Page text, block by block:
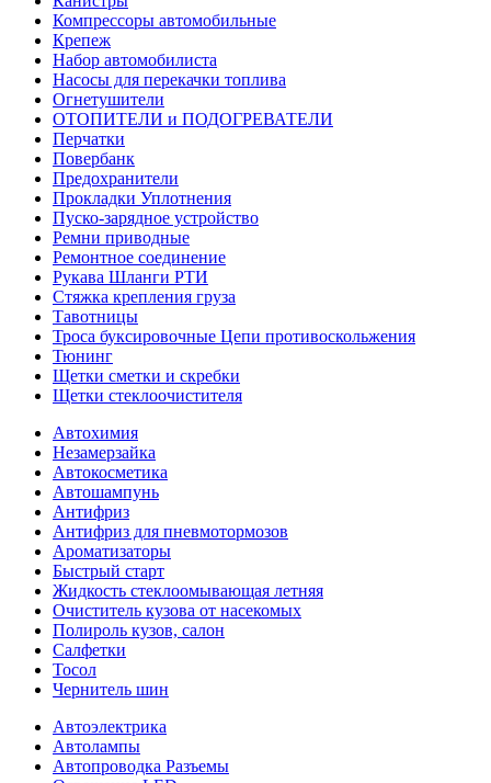
Компрессоры автомобильные
Крепеж
Набор автомобилиста
Насосы для перекачки топлива
Огнетушители
ОТОПИТЕЛИ и ПОДОГРЕВАТЕЛИ
Перчатки
Повербанк
Предохранители
Прокладки Уплотнения
Пуско-зарядное устройство
Ремни приводные
Ремонтное соединение
Рукава Шланги РТИ
Стяжка крепления груза
Тавотницы
Троса буксировочные Цепи противоскольжения
Тюнинг
Щетки сметки и скребки
Щетки стеклоочистителя
Автохимия
Незамерзайка
Автокосметика
Автошампунь
Антифриз
Антифриз для пневмотормозов
Ароматизаторы
Быстрый старт
Жидкость стеклоомывающая летняя
Очиститель кузова от насекомых
Полироль кузов, салон
Салфетки
Тосол
Чернитель шин
Автоэлектрика
Автолампы
Автопроводка Разъемы